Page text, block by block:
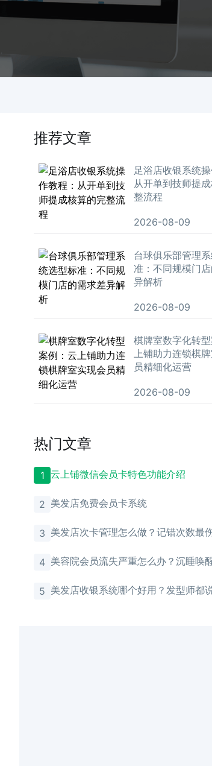
推荐文章
足浴店收银系统
从开单到技师提
整流程
2026-08-09
台球俱乐部管理
准：不同规模门
异解析
2026-08-09
棋牌室数字化转
上铺助力连锁棋
员精细化运营
2026-08-09
热门文章
1 云上铺微信会员卡特色功能介绍
2 美发店免费会员卡系统
3 美发店次卡管理怎么做？记错次数最
4 美容院会员流失严重怎么办？沉睡唤
5 美发店收银系统哪个好用？发型师都